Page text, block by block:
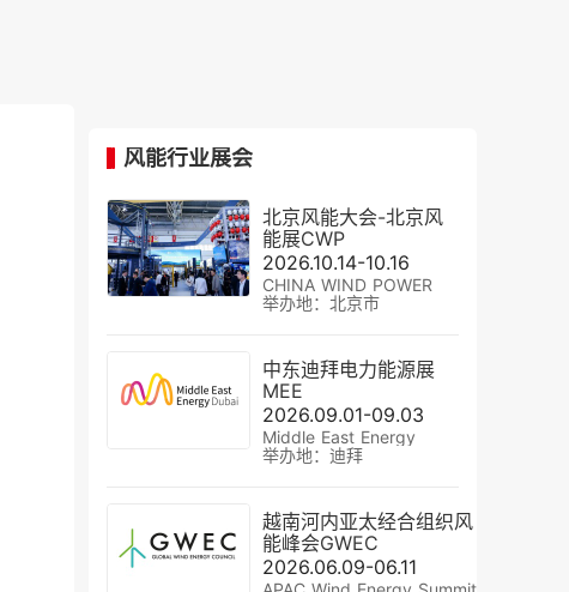
风能行业展会
北京风能大会-北京风
能展CWP
2026.10.14-10.16
CHINA WIND POWER
举办地：北京市
中东迪拜电力能源展
MEE
2026.09.01-09.03
Middle East Energy
举办地：迪拜
越南河内亚太经合组织风
能峰会GWEC
2026.06.09-06.11